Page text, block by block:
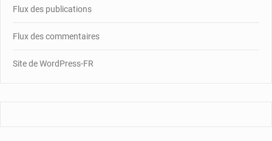
Flux des publications
Flux des commentaires
Site de WordPress-FR